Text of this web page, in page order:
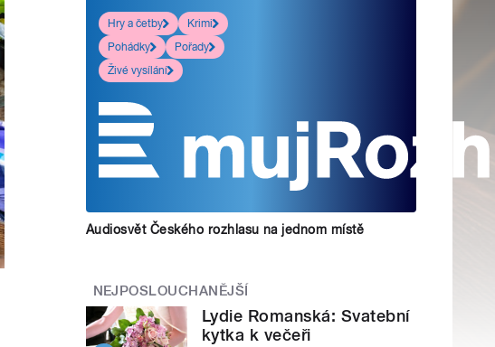
Hry a četby
Krimi
Pohádky
Pořady
Živé vysílání
Audiosvět Českého rozhlasu na jednom místě
NEJPOSLOUCHANĚJŠÍ
Lydie Romanská: Svatební
kytka k večeři